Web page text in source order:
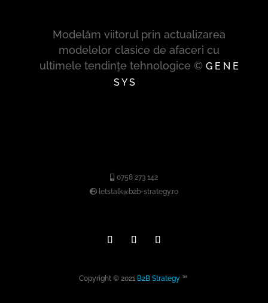
Modelăm viitorul prin actualizarea
modelelor clasice de afaceri cu
ultimele tendințe tehnologice ©G E N E
S Y S
0758 273 142
letstalk@b2b-strategy.ro
Copyright © 2021 B2B Strategy™